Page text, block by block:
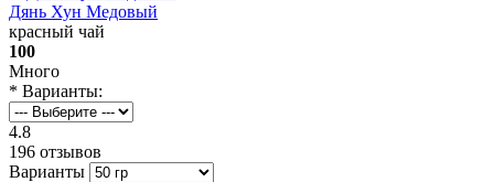
Дянь Хун Медовый
красный чай
100
Много
* Варианты:
4.8
196 отзывов
Варианты